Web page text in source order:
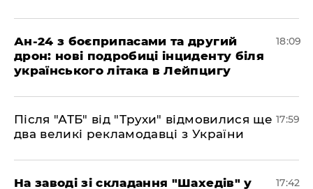
​Ан-24 з боєприпасами та другий
дрон: нові подробиці інциденту біля
українського літака в Лейпцигу
18:09
​Після "АТБ" від "Трухи" відмовилися ще
два великі рекламодавці з України
17:59
​На заводі зі складання "Шахедів" у
17:42